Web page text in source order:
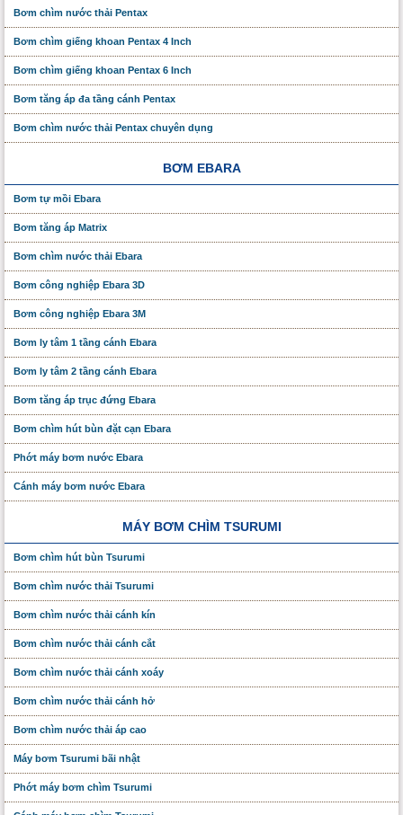
Bơm chìm nước thải Pentax
Bơm chìm giếng khoan Pentax 4 Inch
Bơm chìm giếng khoan Pentax 6 Inch
Bơm tăng áp đa tầng cánh Pentax
Bơm chìm nước thải Pentax chuyên dụng
BƠM EBARA
Bơm tự mồi Ebara
Bơm tăng áp Matrix
Bơm chìm nước thải Ebara
Bơm công nghiệp Ebara 3D
Bơm công nghiệp Ebara 3M
Bơm ly tâm 1 tầng cánh Ebara
Bơm ly tâm 2 tầng cánh Ebara
Bơm tăng áp trục đứng Ebara
Bơm chìm hút bùn đặt cạn Ebara
Phớt máy bơm nước Ebara
Cánh máy bơm nước Ebara
MÁY BƠM CHÌM TSURUMI
Bơm chìm hút bùn Tsurumi
Bơm chìm nước thải Tsurumi
Bơm chìm nước thải cánh kín
Bơm chìm nước thải cánh cắt
Bơm chìm nước thải cánh xoáy
Bơm chìm nước thải cánh hở
Bơm chìm nước thải áp cao
Máy bơm Tsurumi bãi nhật
Phớt máy bơm chìm Tsurumi